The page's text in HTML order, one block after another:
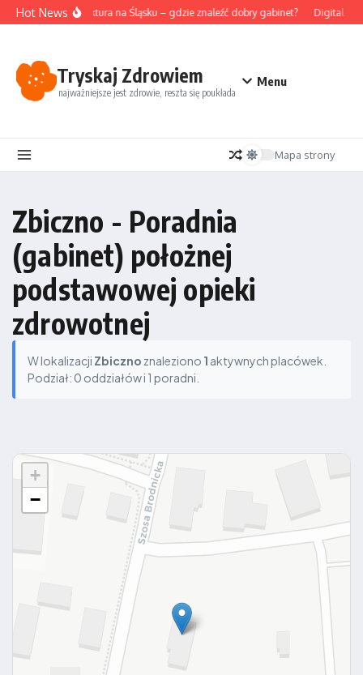
Przejdź do treści
Hot NewsAkupunktura na Śląsku – gdzie znaleźć dobry gabinet? Digital
Tryskaj Zdrowiem
najważniejsze jest zdrowie, reszta się poukłada
Menu
Mapa strony
Zbiczno - Poradnia
(gabinet) położnej
podstawowej opieki
zdrowotnej
W lokalizacji Zbiczno znaleziono 1 aktywnych placówek.
Podział: 0 oddziałów i 1 poradni.
+
−